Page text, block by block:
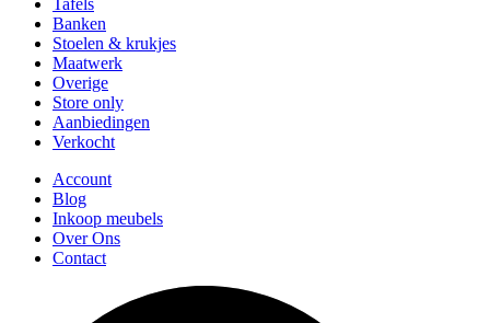
Tafels
Banken
Stoelen & krukjes
Maatwerk
Overige
Store only
Aanbiedingen
Verkocht
Account
Blog
Inkoop meubels
Over Ons
Contact